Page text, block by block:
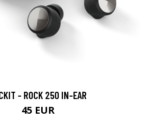
- ROCK 250 IN-EAR
45 EUR